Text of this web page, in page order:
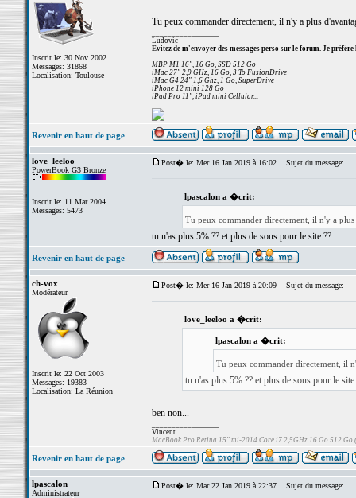
Inscrit le: 30 Nov 2002
Messages: 31868
Localisation: Toulouse
Tu peux commander directement, il n'y a plus
Ludovic
Evitez de m'envoyer des messages perso sur le forum. Je préfère
MBP M1 16", 16 Go, SSD 512 Go
iMac 27" 2,9 GHz, 16 Go, 3 To FusionDrive
iMac G4 24" 1,6 Ghz, 1 Go, SuperDrive
iPhone 12 mini 128 Go
iPad Pro 11", iPad mini Cellular...
Revenir en haut de page
love_leeloo
PowerBook G3 Bronze
Inscrit le: 11 Mar 2004
Messages: 5473
Post� le: Mer 16 Jan 2019 à 16:02 Sujet du message:
lpascalon a �crit:
Tu peux commander directement, il n'y a
tu n'as plus 5% ?? et plus de sous pour le site ??
Revenir en haut de page
ch-vox
Modérateur
Inscrit le: 22 Oct 2003
Messages: 19383
Localisation: La Réunion
Post� le: Mer 16 Jan 2019 à 20:09 Sujet du message:
love_leeloo a �crit:
lpascalon a �crit:
Tu peux commander directement, il
tu n'as plus 5% ?? et plus de sous pour le site
ben non...
Vincent
MacBook Pro Retina 15" mi-2014 Core i7 2,5GHz 16 Go 512 Go
Revenir en haut de page
lpascalon
Administrateur
Post� le: Mar 22 Jan 2019 à 22:37 Sujet du message: